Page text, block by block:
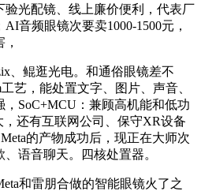
光配镜、线上廉价便利，代表厂
音频眼镜次要卖1000-1500元，
鲲逛光电。和通俗眼镜差不
艺，能处置文字、图片、声音、
SoC+MCU：兼顾高机能和低功
还有互联网公司、保守XR设备
的产物成功后，现正在大师次
语音聊天。四核处置器。
和雷朋合做的智能眼镜火了之